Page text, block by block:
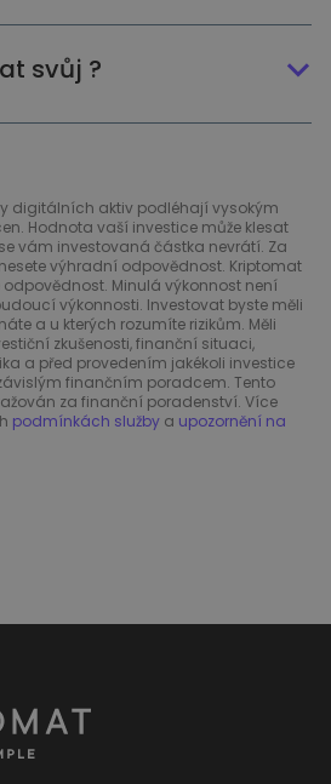
svůj ?
digitálních aktiv podléhají vysokým
Hodnota vaší investice může klesat
se vám investovaná částka nevrátí. Za
výhradní odpovědnost. Kriptomat
Minulá výkonnost není
výkonnosti. Investovat byste měli
a u kterých rozumíte rizikům. Měli
zkušenosti, finanční situaci,
a před provedením jakékoli investice
finančním poradcem. Tento
za finanční poradenství. Více
podmínkách služby a upozornění na